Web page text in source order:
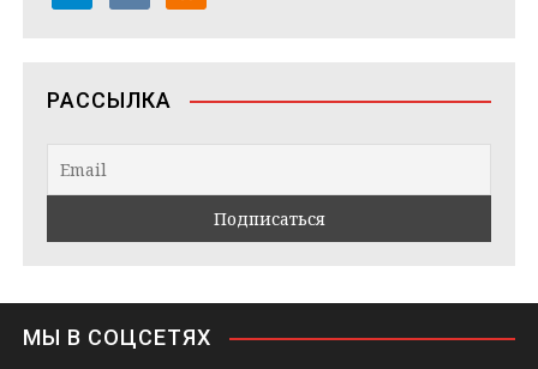
e
e
a
k
n
d
o
k
РАССЫЛКА
МЫ В СОЦСЕТЯХ